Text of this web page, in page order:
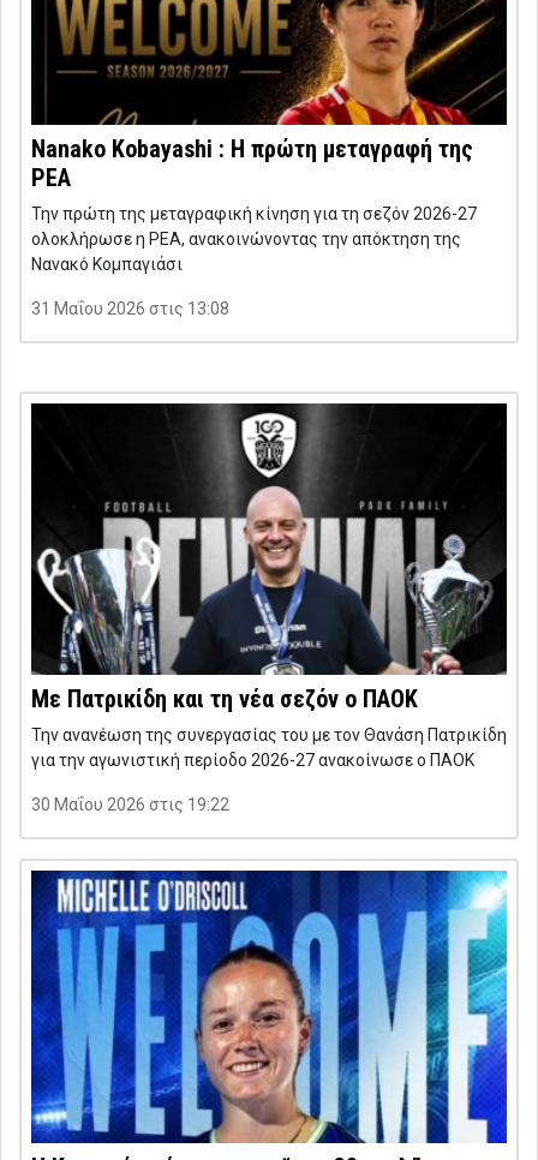
Nanako Kobayashi : Η πρώτη μεταγραφή της
ΡΕΑ
Την πρώτη της μεταγραφική κίνηση για τη σεζόν 2026-27
ολοκλήρωσε η ΡΕΑ, ανακοινώνοντας την απόκτηση της
Νανακό Κομπαγιάσι
31 Μαΐου 2026 στις 13:08
Με Πατρικίδη και τη νέα σεζόν ο ΠΑΟΚ
Την ανανέωση της συνεργασίας του με τον Θανάση Πατρικίδη
για την αγωνιστική περίοδο 2026-27 ανακοίνωσε ο ΠΑΟΚ
30 Μαΐου 2026 στις 19:22